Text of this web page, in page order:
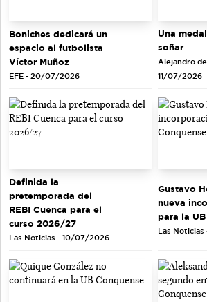
Boniches dedicará un
espacio al futbolista
Víctor Muñoz
EFE - 20/07/2026
Una
soñar
Alejandro
11/07/2026
Definida la
pretemporada del
REBI Cuenca para el
curso 2026/27
Las Noticias - 10/07/2026
Gustavo
nueva
para la
Las